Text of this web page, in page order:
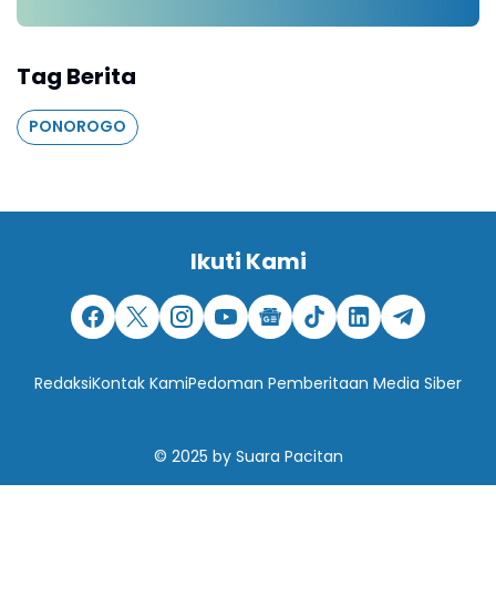
Tag Berita
PONOROGO
Ikuti Kami
RedaksiKontak KamiPedoman Pemberitaan Media Siber
© 2025 by Suara Pacitan